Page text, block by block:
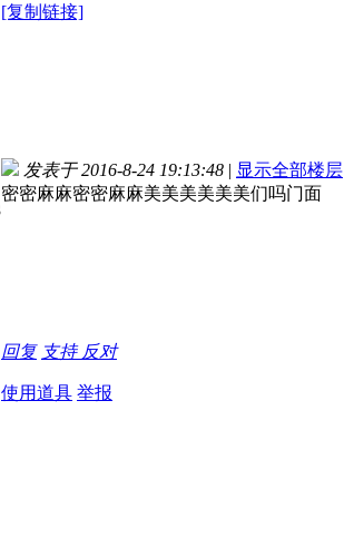
[复制链接]
发表于 2016-8-24 19:13:48 | 显示全部楼层
密密麻麻密密麻麻美美美美美美们吗门面
回复 支持 反对
使用道具 举报